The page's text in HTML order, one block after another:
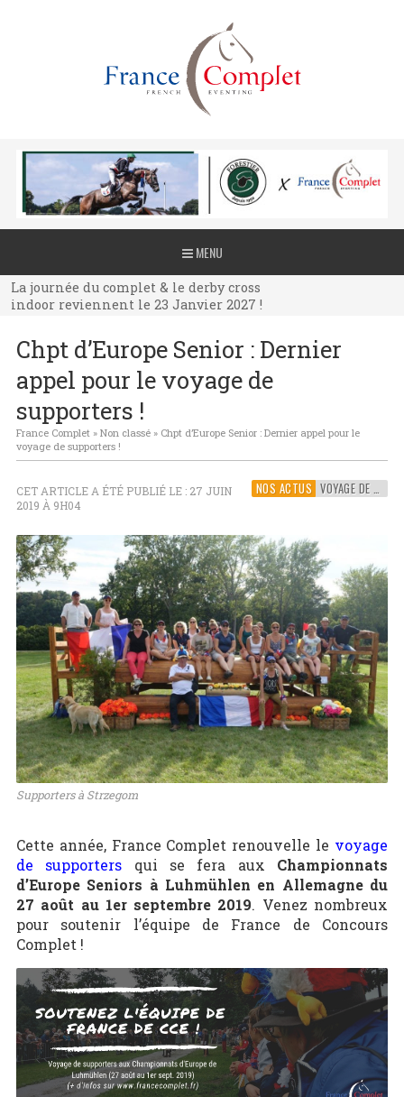
MENU
La journée du complet & le derby cross
indoor reviennent le 23 Janvier 2027 !
La journée du complet & le derby cross
indoor reviennent le 23 Janvier 2027 !
indoor reviennent le 23 Janvier 2027 !
Chpt d’Europe Senior : Dernier
appel pour le voyage de
supporters !
France Complet» Non classé» Chpt d’Europe Senior : Dernier appel pour le
voyage de supporters !
NOS ACTUS VOYAGE DE SUPPORTERS
CET ARTICLE A ÉTÉ PUBLIÉ LE : 27 JUIN
2019 À 9H04
Supporters à Strzegom
Cette année, France Complet renouvelle le voyage
de supporters
qui se fera aux Championnats
d’Europe Seniors à Luhmühlen en Allemagne du
27 août au 1er septembre 2019. Venez nombreux
pour soutenir l’équipe de France de Concours
Complet !